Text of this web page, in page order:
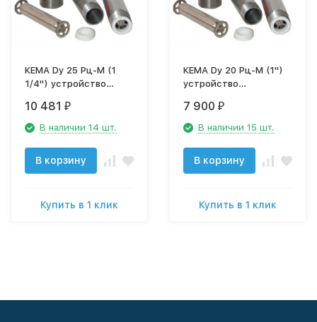
КЕМА Dy 25 Рц-М (1
1/4") устройство
от накипи
10 481 ₽
В наличии 14 шт.
В корзину
Купить в 1 клик
КЕМА Dy 20 Рц-М (1")
устройство
от накипи
7 900 ₽
В наличии 15 шт.
В корзину
Купить в 1 клик